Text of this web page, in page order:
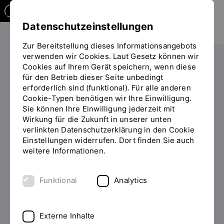
Sie
befinden
sich
auf
der
Seite
"Türchen
24"
Die OTH
Einrichtungen
Gesunde Hochschule
Gesund Arbeiten Türchen 24
Türchen 24
Datenschutzeinstellungen
Zur Bereitstellung dieses Informationsangebots
verwenden wir Cookies. Laut Gesetz können wir
Cookies auf Ihrem Gerät speichern, wenn diese
für den Betrieb dieser Seite unbedingt
erforderlich sind (funktional). Für alle anderen
Cookie-Typen benötigen wir Ihre Einwilligung.
Sie können Ihre Einwilligung jederzeit mit
Wirkung für die Zukunft in unserer unten
verlinkten Datenschutzerklärung in den Cookie
Einstellungen widerrufen. Dort finden Sie auch
weitere Informationen.
Funktional Analytics
Externe Inhalte